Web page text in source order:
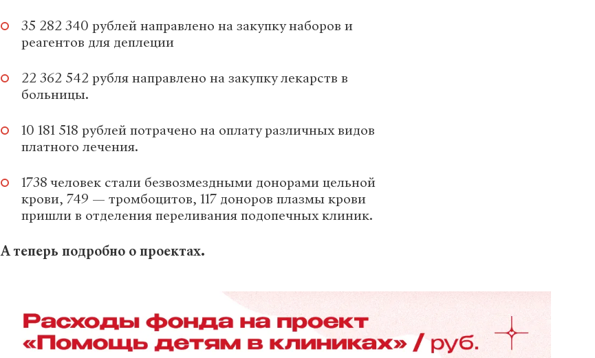
35 282 340 рублей направлено на закупку наборов и
реагентов для деплеции
22 362 542 рубля направлено на закупку лекарств в
больницы.
10 181 518 рублей потрачено на оплату различных видов
платного лечения.
1738 человек стали безвозмездными донорами цельной
крови, 749 — тромбоцитов, 117 доноров плазмы крови
пришли в отделения переливания подопечных клиник.
А теперь подробно о проектах.